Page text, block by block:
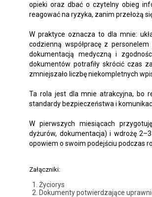
opieki oraz dbać o czytelny obieg
reagować na ryzyka, zanim przełożą
W praktyce oznacza to dla mnie:
codzienną współpracę z
dokumentacją medyczną i
dokumentów potrafiły skrócić czas
zmniejszało liczbę niekompletnych
Ta rola jest dla mnie atrakcyjna, bo
standardy bezpieczeństwa i
W pierwszych miesiącach
dyżurów, dokumentacja) i wdrożę
opowiem o swoim podejściu podczas
Załączniki:
Życiorys
Dokumenty potwierdzające